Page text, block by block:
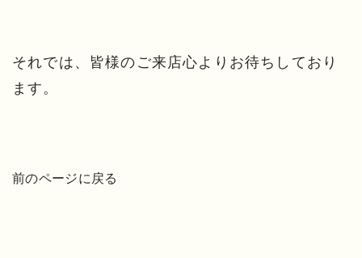
それでは、皆様のご来店心よりお待ちしており
ます。
前のページに戻る